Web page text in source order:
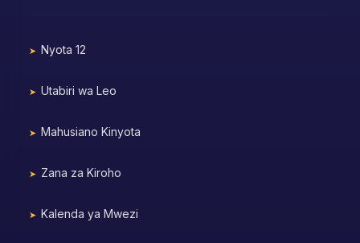
Nyota 12
Utabiri wa Leo
Mahusiano Kinyota
Zana za Kiroho
Kalenda ya Mwezi